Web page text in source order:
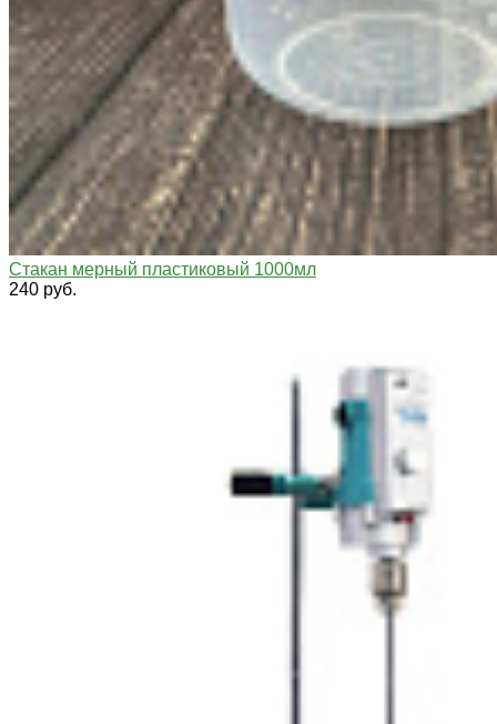
Стакан мерный пластиковый 1000мл
240 руб.